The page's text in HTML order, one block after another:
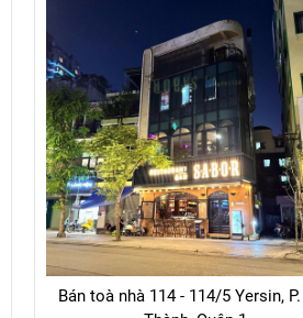
Bán toà nhà 114 - 114/5 Yersin,